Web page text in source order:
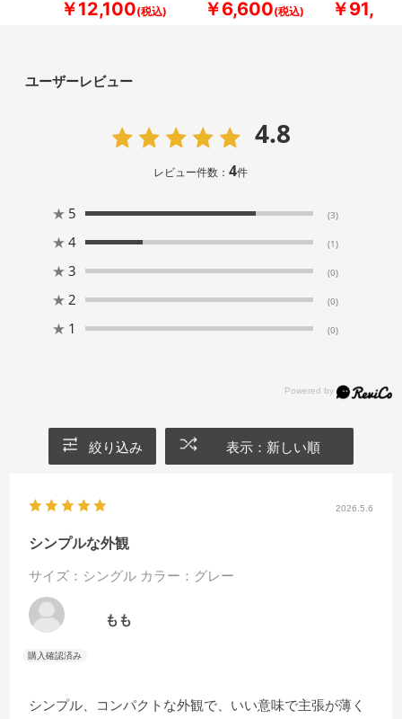
￥12,100 ￥6,600 ￥
ユーザーレビュー
4.8
レビュー件数：4件
★ 5 (3)
★ 4 (1)
★ 3 (0)
★ 2 (0)
★ 1 (0)
絞り込み 表示：新しい順
2026.5.6
シンプルな外観
サイズ：シングル カラー：グレー
もも
シンプル、コンパクトな外観で、いい意味で主張が薄く